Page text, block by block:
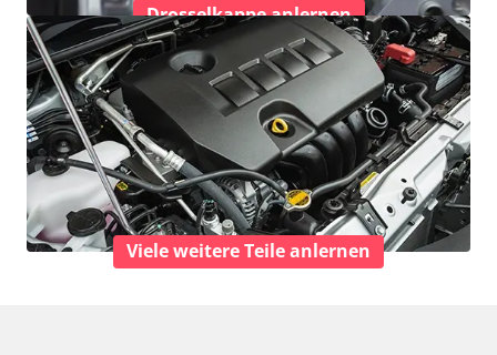
Drosselkappe anlernen
Viele weitere Teile anlernen